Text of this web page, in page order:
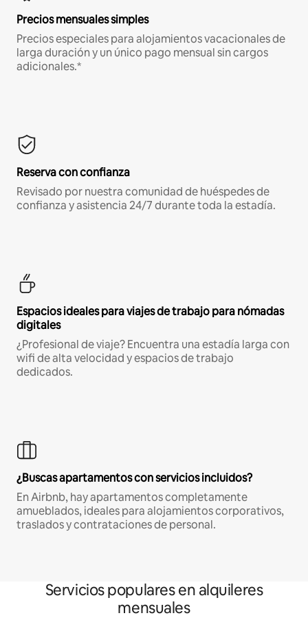
Precios mensuales simples
Precios especiales para alojamientos vacacionales de
larga duración y un único pago mensual sin cargos
adicionales.*
Reserva con confianza
Revisado por nuestra comunidad de huéspedes de
confianza y asistencia 24/7 durante toda la estadía.
Espacios ideales para viajes de trabajo para nómadas
digitales
¿Profesional de viaje? Encuentra una estadía larga con
wifi de alta velocidad y espacios de trabajo
dedicados.
¿Buscas apartamentos con servicios incluidos?
En Airbnb, hay apartamentos completamente
amueblados, ideales para alojamientos corporativos,
traslados y contrataciones de personal.
Servicios populares en alquileres
mensuales